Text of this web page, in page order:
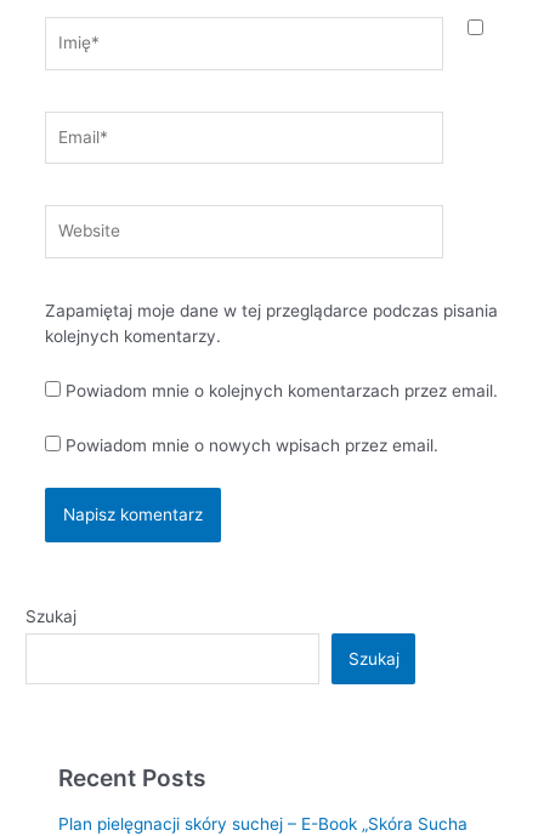
Zapamiętaj moje dane w tej przeglądarce podczas pisania
kolejnych komentarzy.
Powiadom mnie o kolejnych komentarzach przez email.
Powiadom mnie o nowych wpisach przez email.
Szukaj
Szukaj
Recent Posts
Plan pielęgnacji skóry suchej – E-Book „Skóra Sucha